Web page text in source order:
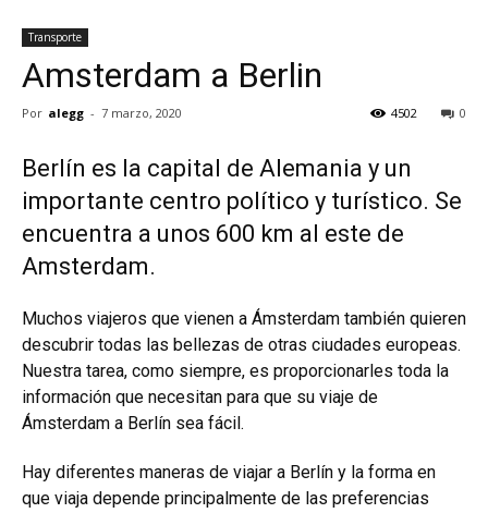
Transporte
Amsterdam a Berlin
Por alegg - 7 marzo, 2020 0
4502
Berlín es la capital de Alemania y un
importante centro político y turístico. Se
encuentra a unos 600 km al este de
Amsterdam.
Muchos viajeros que vienen a Ámsterdam también quieren
descubrir todas las bellezas de otras ciudades europeas.
Nuestra tarea, como siempre, es proporcionarles toda la
información que necesitan para que su viaje de
Ámsterdam a Berlín sea fácil.
Hay diferentes maneras de viajar a Berlín y la forma en
que viaja depende principalmente de las preferencias